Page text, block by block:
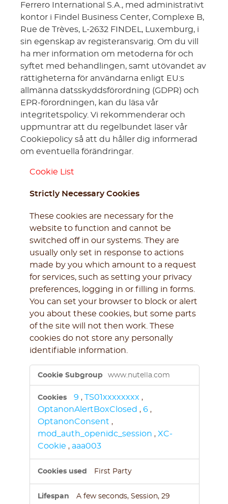
Ferrero International S.A., med administrativt
kontor i Findel Business Center, Complexe B,
Rue de Trèves, L-2632 FINDEL, Luxemburg, i
sin egenskap av registeransvarig. Om du vill
ha mer information om metoderna för och
syftet med behandlingen, samt utövandet av
rättigheterna för användarna enligt EU:s
allmänna datsskyddsförordning (GDPR) och
EPR-förordningen, kan du läsa vår
integritetspolicy. Vi rekommenderar och
uppmuntrar att du regelbundet läser vår
Cookiepolicy så att du håller dig informerad
om eventuella förändringar.
Cookie List
Strictly Necessary Cookies
These cookies are necessary for the
website to function and cannot be
switched off in our systems. They are
usually only set in response to actions
made by you which amount to a request
for services, such as setting your privacy
preferences, logging in or filling in forms.
You can set your browser to block or alert
you about these cookies, but some parts
of the site will not then work. These
cookies do not store any personally
identifiable information.
Strictly
Necessary
Cookies
www.nutella.com
9, TS01xxxxxxxx,
OptanonAlertBoxClosed,6,
OptanonConsent,
mod_auth_openidc_session,XC-
Cookie, aaa003
First Party
A few seconds, Session, 29